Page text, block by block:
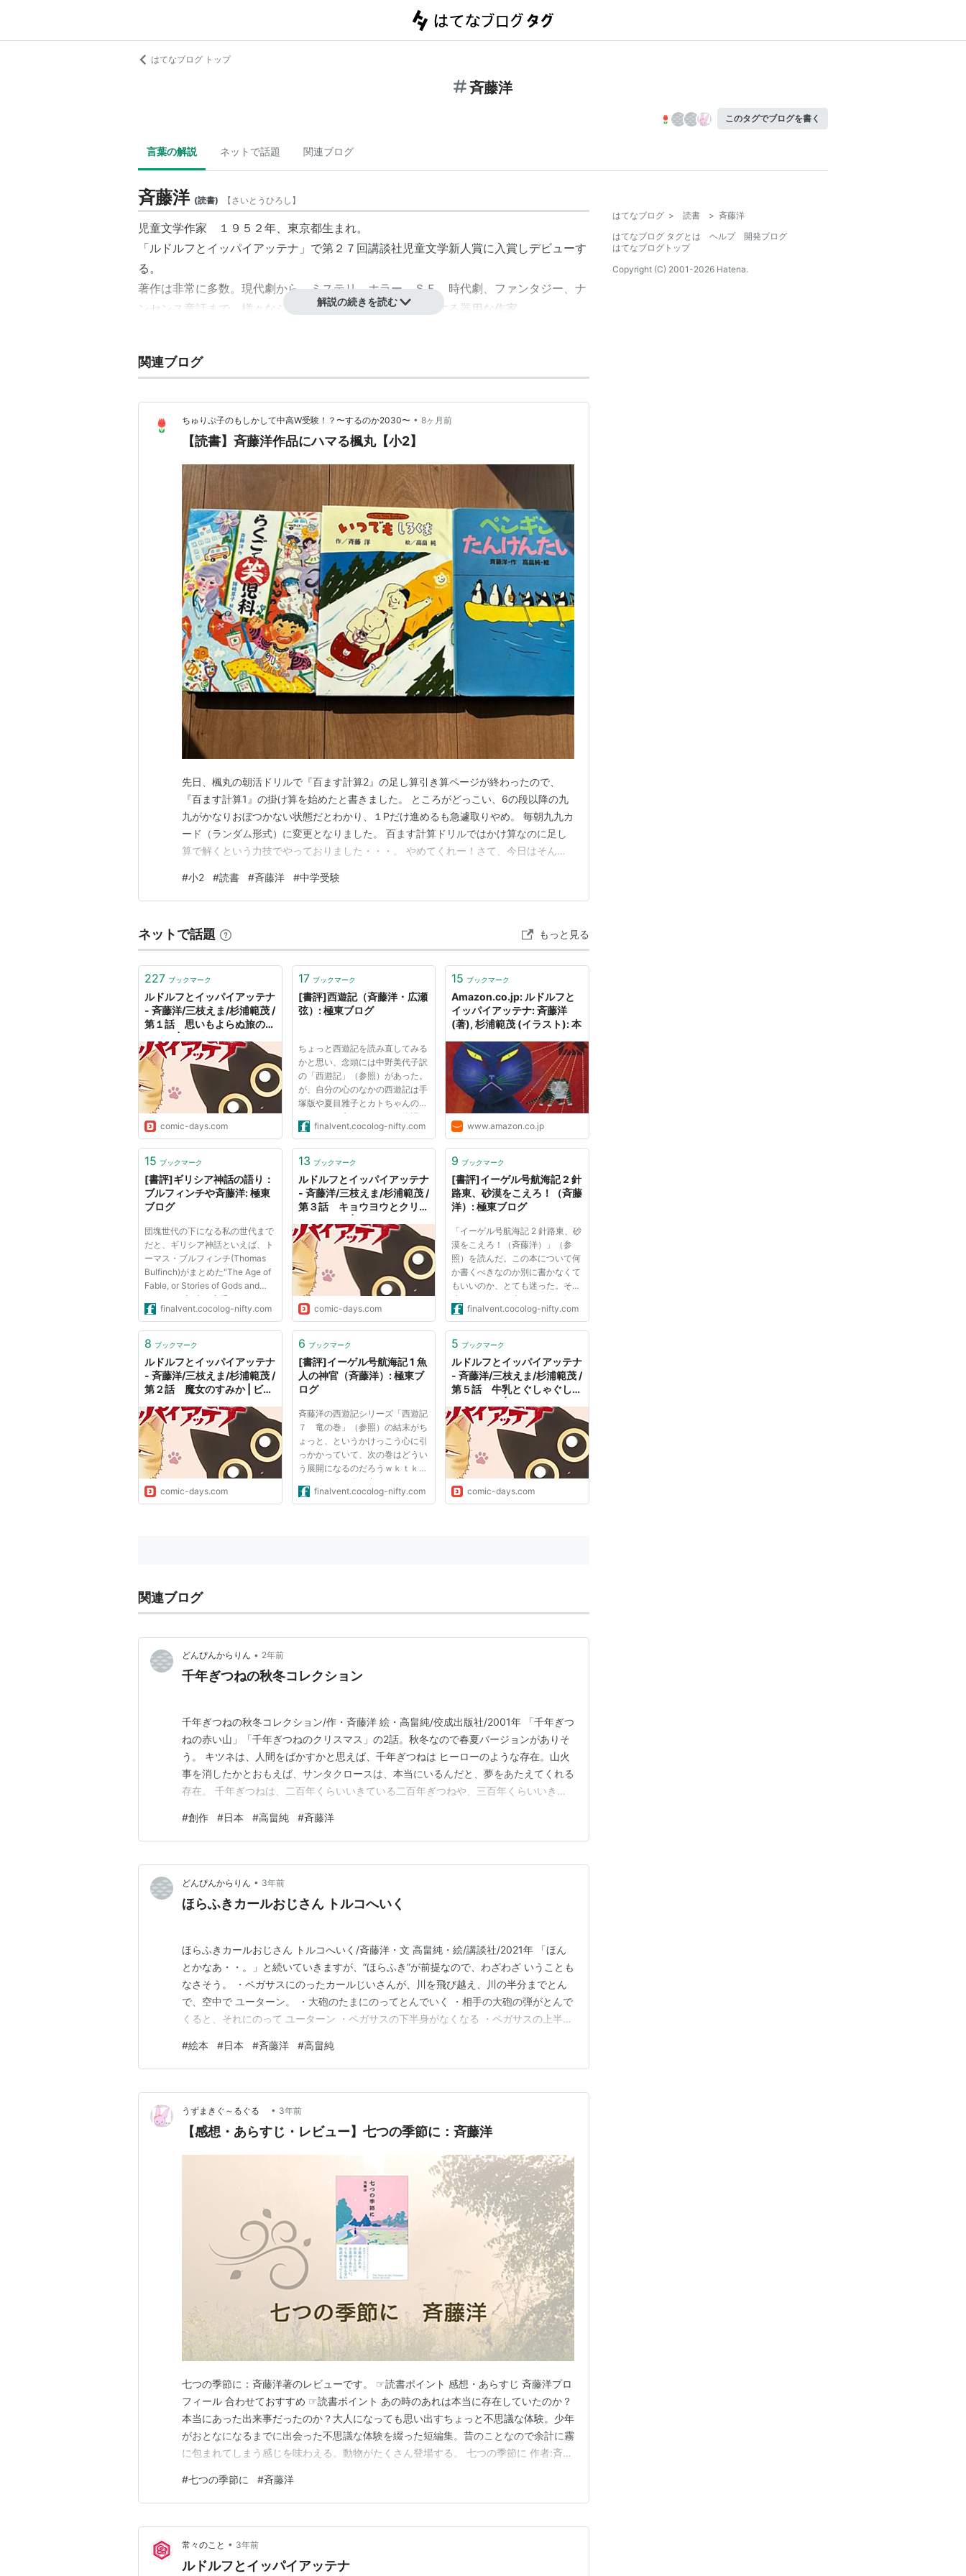
はてなブログ トップ
斉藤洋
このタグでブログを書く
言葉の解説 ネットで話題 関連ブログ
斉藤洋 (読書) 【さいとうひろし 】
児童文学作家 １９５２年、東京都生まれ。
「ルドルフとイッパイアッテナ」で第２７回講談社児童文学新人賞に入賞しデビューす
る。
著作は非常に多数。現代劇から、ミステリ、ホラー、ＳＦ、時代劇、ファンタジー、ナ
ンセンス童話まで、様々なジャンルで質の高い作品を発表する器用な作家。
主な著作
サマー・オブ・パールズ１９９０年 講談社
空中メリーゴーラウンド (童話パラダイス)１９９１年 理論社
テーオバルトの騎士道入門 (童話パラダイス)
１９９１年 理論社
ジーク―月のしずく日のしずく (偕成社ワンダーランド)１９９２年 偕成社
南博士はナンダンネン (くもんの創作児童文学)１９９２年 くもん出版
ぼくのおじさん (偕成社おたのしみクラブ)１９９３年 偕成社
ひとりでいらっしゃい―七つの怪談 (偕成社ワンダーランド) １９９４年 偕成社
たったひとりの伝説 (理論社ライブラリー)１９９５年 理論社
源平の風 (白狐魔記 1)１９９６年 偕成社
ドローセルマイアーの人形劇場 (グリーンフィールド)１９９７年 あかね書房
真夜中のあわせかがみ (ナツカのおばけ事件簿 4)２０００年 あかね書房
黄色いポストの郵便配達 (理論社ライブラリー)２００２年 理論社
解説の続きを読む
関連ブログ
ちゅりぷ子のもしかして中高W受験！？〜するのか2030〜 • 8ヶ月前
【読書】斉藤洋作品にハマる楓丸【小2】
先日、楓丸の朝活ドリルで『百ます計算2』の足し算引き算ページが終わったので、
『百ます計算1』の掛け算を始めたと書きました。 ところがどっこい、6の段以降の九
九がかなりおぼつかない状態だとわかり、１Pだけ進めるも急遽取りやめ。 毎朝九九カ
ード（ランダム形式）に変更となりました。 百ます計算ドリルではかけ算なのに足し
算で解くという力技でやっておりました・・・。 やめてくれー！さて、今日はそんな
binbojuken2023.hatenablog.jp ここに入れ忘れてしまったシリーズ作品がありまし
た。 楓丸の最近のお気…
#小2 #読書 #斉藤洋 #中学受験
ネットで話題 もっと見る
227 ブックマーク
ルドルフとイッパイアッテナ
- 斉藤洋/三枝えま/杉浦範茂 /
第１話 思いもよらぬ旅のは
comic-days.com
17 ブックマーク
[書評]西遊記（斉藤洋・広瀬
弦）: 極東ブログ
ちょっと西遊記を読み直してみる
かと思い、念頭には中野美代子訳
の「西遊記」（参照）があった。
が、自分の心のなかの西遊記は手
塚版や夏目雅子とカトちゃんのと
か、なにか心ワクワクする物語の
回想が先立ち、知的な読み方よ
ると昭和懐かし邱永漢・西遊記
れ...
finalvent.cocolog-nifty.com
15 ブックマーク
Amazon.co.jp: ルドルフと
イッパイアッテナ: 斉藤洋
(著), 杉浦範茂 (イラスト): 本
www.amazon.co.jp
15 ブックマーク
[書評]ギリシア神話の語り：
ブルフィンチや斉藤洋: 極東
ブログ
団塊世代の下になる私の世代まで
だと、ギリシア神話といえば、ト
ーマス・ブルフィンチ(Thomas
Bulfinch)がまとめた"The Age of
Fable, or Stories of Gods and
Heroes"の訳本が定番ではないだ
ろうか。タイトルの直訳は「寓話
が、日本では「ギリシア・ローマ
生...
finalvent.cocolog-nifty.com
13 ブックマーク
ルドルフとイッパイアッテナ
- 斉藤洋/三枝えま/杉浦範茂 /
第３話 キョウヨウとクリー
ス
comic-days.com
9 ブックマーク
[書評]イーゲル号航海記 2 針
路東、砂漠をこえろ！（斉藤
洋）: 極東ブログ
「イーゲル号航海記 2 針路東、砂
漠をこえろ！（斉藤洋）」（参
照）を読んだ。この本について何
か書くべきなのか別に書かなくて
もいいのか、とても迷った。その
迷いみたいのを書いてみたい気が
した。 話は「極東ブログ: [書評]
（斉藤洋）」（参照）に続くもの
finalvent.cocolog-nifty.com
8 ブックマーク
ルドルフとイッパイアッテナ
- 斉藤洋/三枝えま/杉浦範茂 /
第２話 魔女のすみか | ビブ
comic-days.com
6 ブックマーク
[書評]イーゲル号航海記 1 魚
人の神官（斉藤洋）: 極東ブ
ログ
斉藤洋の西遊記シリーズ「西遊記
７ 竜の巻」（参照）の結末がち
ょっと、というかけっこう心に引
っかかっていて、次の巻はどうい
う展開になるのだろうｗｋｔｋ。
そろそろ次の巻が出るんじゃない
のと検索したら、「イーゲル号航
finalvent.cocolog-nifty.com
5 ブックマーク
ルドルフとイッパイアッテナ
- 斉藤洋/三枝えま/杉浦範茂 /
第５話 牛乳とぐしゃぐしゃ
ス
comic-days.com
関連ブログ
どんぴんからりん • 2年前
千年ぎつねの秋冬コレクション
千年ぎつねの秋冬コレクション/作・斉藤洋 絵・高畠純/佼成出版社/2001年 「千年ぎつ
ねの赤い山」「千年ぎつねのクリスマス」の2話。秋冬なので春夏バージョンがありそ
う。 キツネは、人間をばかすかと思えば、千年ぎつねは ヒーローのような存在。山火
事を消したかとおもえば、サンタクロースは、本当にいるんだと、夢をあたえてくれる
存在。 千年ぎつねは、二百年くらいいきている二百年ぎつねや、三百年くらいいきて
木の葉っぱをお金にかえても、すぐに ばれてしまうのは、二百年ぎつねや、三百年き
つねの未熟なしわざ。千年ぎつねがやると、…
#創作 #日本 #高畠純 #斉藤洋
どんぴんからりん • 3年前
ほらふきカールおじさん トルコへいく
ほらふきカールおじさん トルコへいく/斉藤洋・文 高畠純・絵/講談社/2021年 「ほん
とかなあ・・。」と続いていきますが、”ほらふき”が前提なので、わざわざ いうことも
なさそう。 ・ペガサスにのったカールじいさんが、川を飛び越え、川の半分までとん
で、空中で ユーターン。 ・大砲のたまにのってとんでいく ・相手の大砲の弾がとんで
くると、それにのって ユーターン ・ペガサスの下半身がなくなる ・ペガサスの上半身
の連続。 カールおじさんが、トルコへいったのは、ロシアの友だちからたのまれ、ペ
ガサスという馬に乗ってロシア軍…
#絵本 #日本 #斉藤洋 #高畠純
うずまきぐ～るぐる • 3年前
【感想・あらすじ・レビュー】七つの季節に：斉藤洋
七つの季節に：斉藤洋著のレビューです。 ☞読書ポイント 感想・あらすじ 斉藤洋プロ
フィール 合わせておすすめ ☞読書ポイント あの時のあれは本当に存在していたのか？
本当にあった出来事だったのか？大人になっても思い出すちょっと不思議な体験。少年
がおとなになるまでに出会った不思議な体験を綴った短編集。昔のことなので余計に霧
に包まれてしまう感じを味わえる。動物がたくさん登場する。 七つの季節に 作者:斉藤
い。あの時、本当に起きたことなのか？確認しておけばよかったかな～っていう体験の
ひとつやふたつ、誰にもあるのでは…
#七つの季節に #斉藤洋
常々のこと • 3年前
ルドルフとイッパイアッテナ
はてなブログ > 読書 > 斉藤洋
はてなブログ タグとは
ヘルプ
開発ブログ
はてなブログトップ
Copyright (C) 2001-2026 Hatena.